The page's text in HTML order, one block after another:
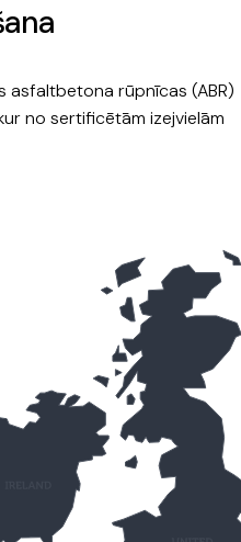
asfaltbetona rūpnīcas (ABR)
no sertificētām izejvielām